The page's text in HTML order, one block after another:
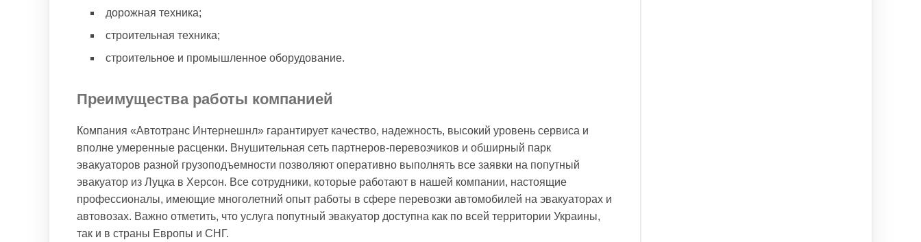
дорожная техника;
строительная техника;
строительное и промышленное оборудование.
Преимущества работы компанией
Компания «Автотранс Интернешнл» гарантирует качество, надежность, высокий уровень сервиса и
вполне умеренные расценки. Внушительная сеть партнеров-перевозчиков и обширный парк
эвакуаторов разной грузоподъемности позволяют оперативно выполнять все заявки на попутный
эвакуатор из Луцка в Херсон. Все сотрудники, которые работают в нашей компании, настоящие
профессионалы, имеющие многолетний опыт работы в сфере перевозки автомобилей на эвакуаторах и
автовозах. Важно отметить, что услуга попутный эвакуатор доступна как по всей территории Украины,
так и в страны Европы и СНГ.